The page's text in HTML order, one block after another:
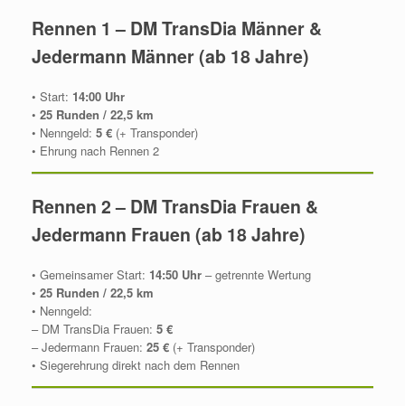
Rennen 1 – DM TransDia Männer &
Jedermann Männer (ab 18 Jahre)
• Start: 14:00 Uhr
• 25 Runden / 22,5 km
• Nenngeld: 5 € (+ Transponder)
• Ehrung nach Rennen 2
Rennen 2 – DM TransDia Frauen &
Jedermann Frauen (ab 18 Jahre)
• Gemeinsamer Start: 14:50 Uhr – getrennte Wertung
• 25 Runden / 22,5 km
• Nenngeld:
– DM TransDia Frauen: 5 €
– Jedermann Frauen: 25 € (+ Transponder)
• Siegerehrung direkt nach dem Rennen